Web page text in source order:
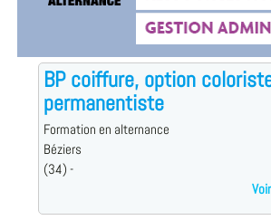
BP coiffure, option
permanentiste
Formation en alternance
Béziers
(34) -